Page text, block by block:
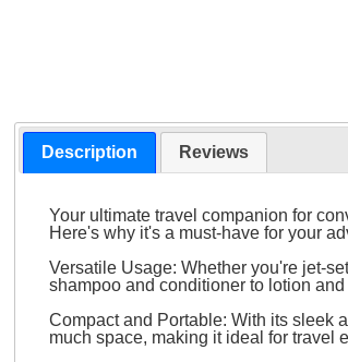
Description Reviews
Your ultimate travel companion for
Here's why it's a must-have for your
Versatile Usage: Whether you're jet-
shampoo and conditioner to lotion
Compact and Portable: With its sleek
much space, making it ideal for travel